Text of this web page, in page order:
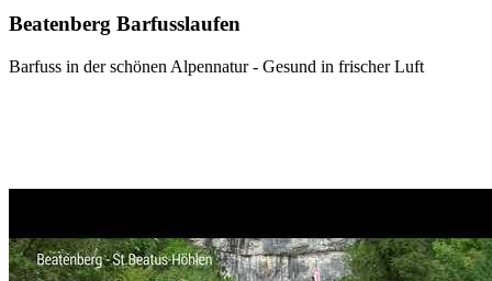
Beatenberg Barfusslaufen
Barfuss in der schönen Alpennatur - Gesund in frischer Luft